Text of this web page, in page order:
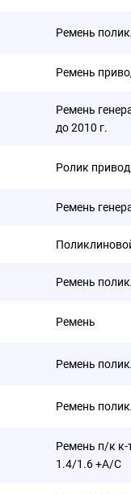
Ремень
Ремень
Ремень
до 2010 г.
Ролик
Ремень
Ремень
Ремень
Ремень
Ремень
Ремень п/к к-
1.4/1.6 +A/C